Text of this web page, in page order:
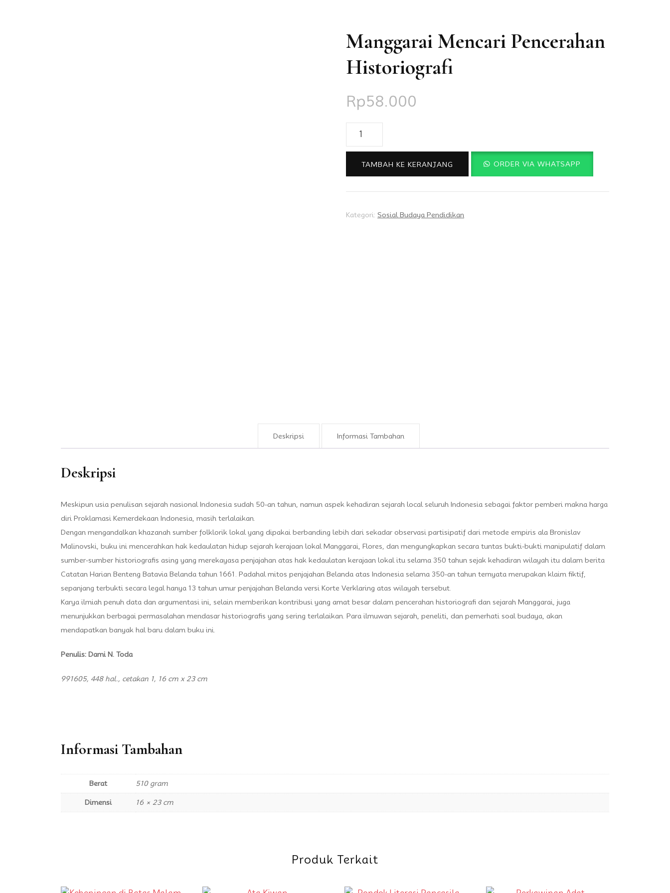
Manggarai Mencari Pencerahan
Historiografi
Rp58.000
Kuantitas
TAMBAH KE KERANJANG ORDER VIA WHATSAPP
Kategori: Sosial Budaya Pendidikan
Deskripsi Informasi Tambahan
Deskripsi
Meskipun usia penulisan sejarah nasional Indonesia sudah 50-an tahun, namun aspek kehadiran sejarah local seluruh Indonesia sebagai faktor pemberi makna harga
diri Proklamasi Kemerdekaan Indonesia, masih terlalaikan.
Dengan mengandalkan khazanah sumber folklorik lokal yang dipakai berbanding lebih dari sekadar observasi partisipatif dari metode empiris ala Bronislav
Malinovski, buku ini mencerahkan hak kedaulatan hidup sejarah kerajaan lokal Manggarai, Flores, dan mengungkapkan secara tuntas bukti-bukti manipulatif dalam
sumber-sumber historiografis asing yang merekayasa penjajahan atas hak kedaulatan kerajaan lokal itu selama 350 tahun sejak kehadiran wilayah itu dalam berita
Catatan Harian Benteng Batavia Belanda tahun 1661. Padahal mitos penjajahan Belanda atas Indonesia selama 350-an tahun ternyata merupakan klaim fiktif,
sepanjang terbukti secara legal hanya 13 tahun umur penjajahan Belanda versi Korte Verklaring atas wilayah tersebut.
Karya ilmiah penuh data dan argumentasi ini, selain memberikan kontribusi yang amat besar dalam pencerahan historiografi dan sejarah Manggarai, juga
menunjukkan berbagai permasalahan mendasar historiografis yang sering terlalaikan. Para ilmuwan sejarah, peneliti, dan pemerhati soal budaya, akan
mendapatkan banyak hal baru dalam buku ini.
Penulis: Dami N. Toda
991605, 448 hal., cetakan 1, 16 cm x 23 cm
Informasi Tambahan
Berat 510 gram
Dimensi 16 × 23 cm
Produk Terkait